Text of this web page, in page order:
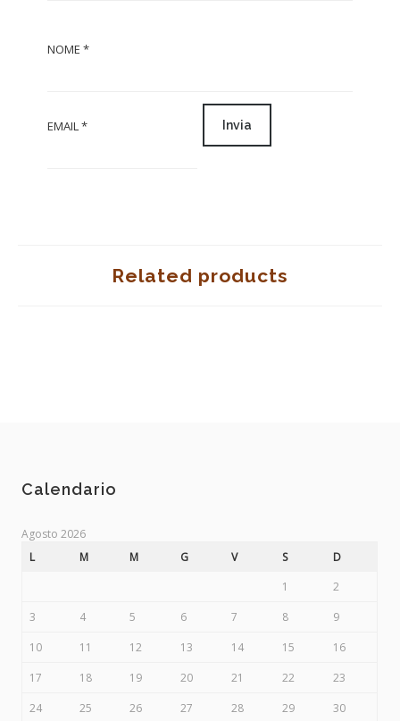
NOME *
EMAIL*
Related products
Calendario
Agosto 2026
L
M M G V S
D
1
2
3
4 5 6 7 8
9
10
11 12 13 14 15
16
17
18 19 20 21 22
23
24
25 26 27 28 29
30